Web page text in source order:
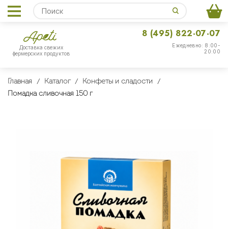
Доставка свежих
фермерских продуктов
Ежедневно: 8:00-
20:00
8 (495) 822-07-07
Главная Каталог
Конфеты и сладости
Помадка сливочная 150 г